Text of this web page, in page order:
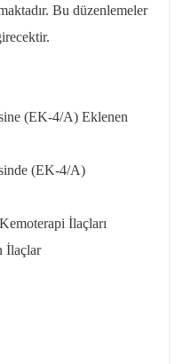
Bu düzenlemeler
(EK-4/A) Eklenen
(EK-4/A)
İlaçları
İlaçlar